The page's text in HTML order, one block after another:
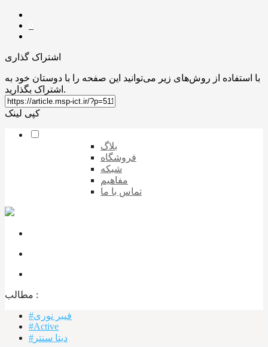
اشتراک گذاری
با استفاده از روش‌های زیر می‌توانید این صفحه را با دوستان خود به
اشتراک بگذارید.
کپی لینک
بلاگ
فروشگاه
شبکه
مفاهیم
تماس با ما
مطالب :‌
#فیبر نوری
#Active
#دیتا سنتر